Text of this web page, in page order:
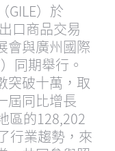
GILE）於
口商品交易
會與廣州國際
同期舉行。
突破十萬，取
屆同比增長
區的128,202
行業趨勢，來